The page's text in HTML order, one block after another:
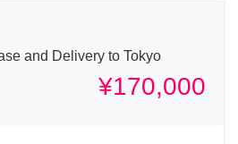
and Delivery to Tokyo
¥170,000